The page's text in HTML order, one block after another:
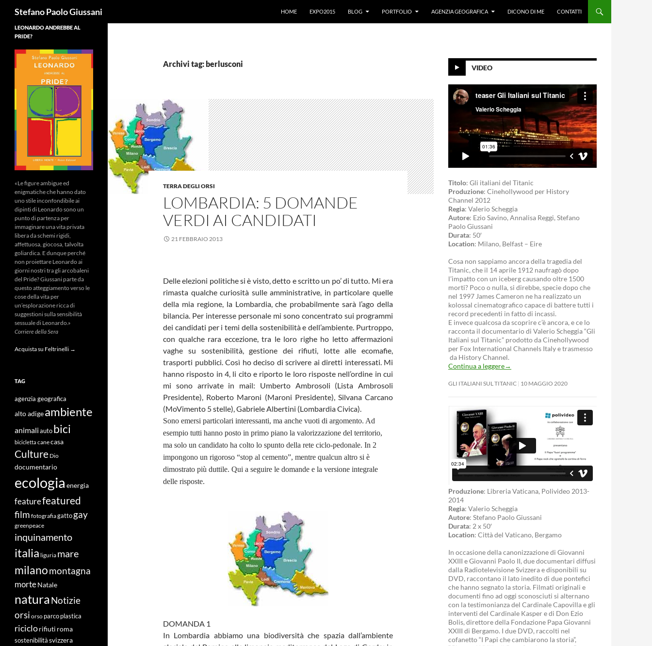
Stefano Paolo Giussani
HOME
EXPO2015 BLOG PORTFOLIO AGENZIA GEOGRAFICA DICONO DI ME CONTATTI
Archivi tag: berlusconi
TERRA DEGLI ORSI
LOMBARDIA: 5 DOMANDE
VERDI AI CANDIDATI
21 FEBBRAIO 2013
Delle elezioni politiche si è visto, detto e scritto un po’ di tutto. Mi era
rimasta qualche curiosità sulle amministrative, in particolare quelle
della mia regione, la Lombardia, che probabilmente sarà l’ago della
bilancia. Per interesse personale mi sono concentrato sui programmi
dei candidati per i temi della sostenibilità e dell’ambiente. Purtroppo,
con qualche rara eccezione, tra le loro righe ho letto affermazioni
vaghe su sostenibilità, gestione dei rifiuti, lotte alle ecomafie,
trasporti pubblici. Così ho deciso di scrivere ai diretti interessati. Mi
hanno risposto in 4, li cito e riporto le loro risposte nell’ordine in cui
mi sono arrivate in mail: Umberto Ambrosoli (Lista Ambrosoli
Presidente), Roberto Maroni (Maroni Presidente), Silvana Carcano
(MoVimento 5 stelle), Gabriele Albertini (Lombardia Civica).
Sono emersi particolari interessanti, ma anche vuoti di argomento. Ad
esempio tutti hanno posto in primo piano la valorizzazione del territorio,
ma solo un candidato ha colto lo spunto della rete ciclo-pedonale. In 2
impongono un rigoroso “stop al cemento”, mentre qualcun altro si è
dimostrato più duttile. Qui a seguire le domande e la versione integrale
delle risposte.
DOMANDA 1
In Lombardia abbiamo una biodiversità che spazia dall’ambiente
VIDEO
Titolo: Gli italiani del Titanic
Produzione: Cinehollywood per History
Channel 2012
Regia: Valerio Scheggia
Autore: Ezio Savino, Annalisa Reggi, Stefano
Paolo Giussani
Durata: 50′
Location: Milano, Belfast – Eire
Cosa non sappiamo ancora della tragedia del
Titanic, che il 14 aprile 1912 naufragò dopo
l’impatto con un iceberg causando oltre 1500
morti? Poco o nulla, si direbbe, specie dopo che
nel 1997 James Cameron ne ha realizzato un
kolossal cinematografico capace di battere tutti i
record precedenti in fatto di incassi.
E invece qualcosa da scoprire c’è ancora, e ce lo
racconta il documentario di Valerio Scheggia “Gli
Italiani sul Titanic” prodotto da Cinehollywood
per Fox International Channels Italy e trasmesso
da History Channel.
Continua a leggere→
GLI ITALIANI SUL TITANIC 10 MAGGIO 2020
Produzione: Libreria Vaticana, Polivideo 2013-
2014
Regia: Valerio Scheggia
Autore: Stefano Paolo Giussani
Durata: 2 x 50′
Location: Città del Vaticano, Bergamo
In occasione della canonizzazione di Giovanni
XXIII e Giovanni Paolo II, due documentari diffusi
dalla Radiotelevisione Svizzera e disponibili su
DVD, raccontano il lato inedito di due pontefici
che hanno segnato la storia. Filmati originali e
documenti fino ad oggi sconosciuti si alternano
con la testimonianza del Cardinale Capovilla e gli
interventi del Cardinale Kasper e di Don Ezio
Bolis, direttore della Fondazione Papa Giovanni
XXIII di Bergamo. I due DVD, raccolti nel
cofanetto “I Papi che cambiarono la storia”,
LEONARDO ANDREBBE AL
PRIDE?
«Le figure ambigue ed
enigmatiche che hanno dato
uno stile inconfondibile ai
dipinti di Leonardo sono un
punto di partenza per
immaginare una vita privata
libera da schemi rigidi,
affettuosa, giocosa, talvolta
goliardica. E dunque perché
non proiettare Leonardo ai
giorni nostri tra gli arcobaleni
del Pride? Giussani parte da
questo atteggiamento verso le
cose della vita per
un’esplorazione ricca di
suggestioni sulla sensibilità
sessuale di Leonardo.»
Corriere della Sera
Acquista su Feltrinelli →
TAG
agenzia geografica
alto adigeambiente
animali auto bici
bicicletta canecasa
Culture Dio
documentario
ecologia energia
featurefeatured
film fotografiagatto gay
greenpeace
inquinamento
italia liguria mare
milanomontagna
morteNatale
naturaNotizie
orsi orso parco plastica
riciclorifiuti roma
sostenibilità svizzera